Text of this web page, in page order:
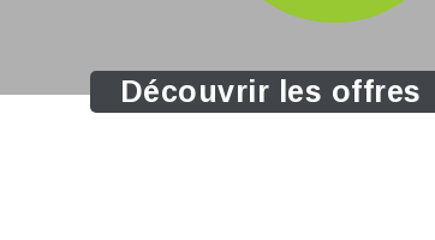
Découvrir les offres